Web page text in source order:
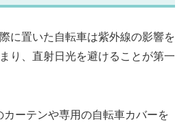
に置いた自転車は紫外線の影響を
り、直射日光を避けることが第一
ーテンや専用の自転車カバーを